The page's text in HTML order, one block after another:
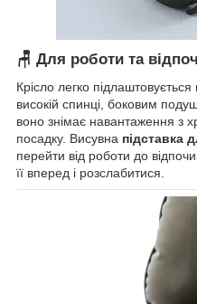
🪑 Для роботи та
Крісло легко
високій спинці, боковим
воно знімає навантаження з
посадку. Висувна підставка
перейти від роботи до
її вперед і розслабитися.